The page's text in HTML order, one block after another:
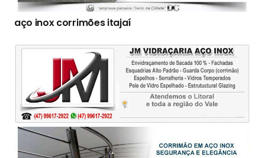
aço inox corrimões itajaí